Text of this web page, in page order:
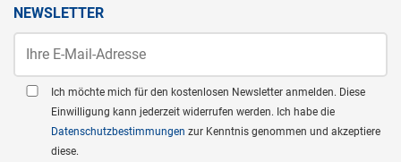
NEWSLETTER
Ich möchte mich für den kostenlosen Newsletter anmelden. Diese
Einwilligung kann jederzeit widerrufen werden. Ich habe die
Datenschutzbestimmungen zur Kenntnis genommen und akzeptiere
diese.